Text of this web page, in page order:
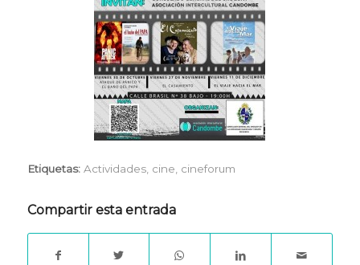
Etiquetas: Actividades, cine cineforum
Compartir esta entrada